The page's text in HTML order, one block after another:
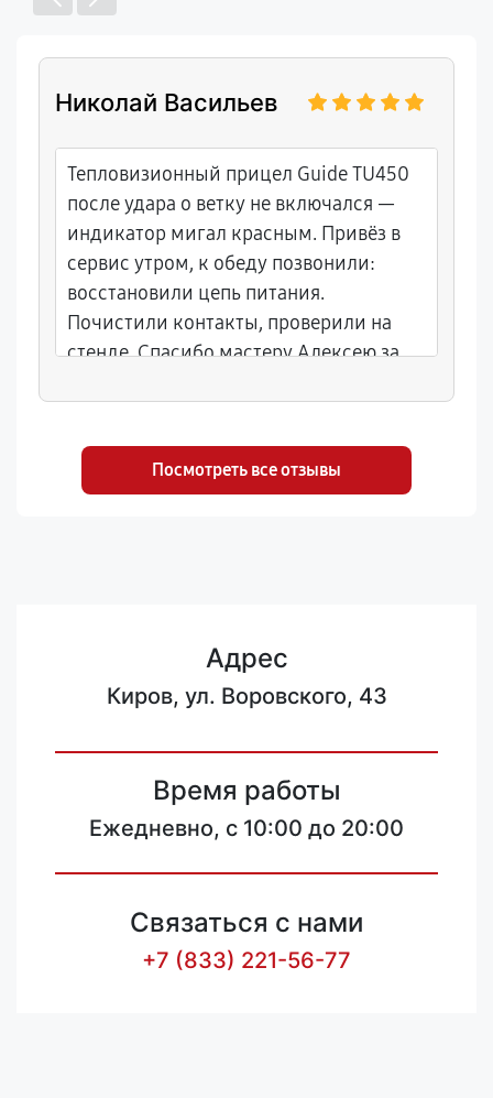
Николай Васильев
Тепловизионный прицел Guide TU450
после удара о ветку не включался —
индикатор мигал красным. Привёз в
сервис утром, к обеду позвонили:
восстановили цепь питания.
Почистили контакты, проверили на
стенде. Спасибо мастеру Алексею за
гарантия 8 месяцев, выдали акт.
Посмотреть все отзывы
Адрес
Киров, ул. Воровского, 43
Время работы
Ежедневно, с 10:00 до 20:00
Связаться с нами
+7 (833) 221-56-77